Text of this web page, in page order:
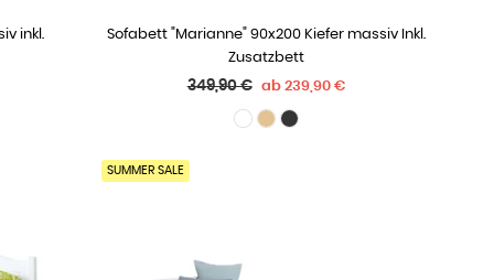
inkl.
WÄHLE OPTIONEN
Sofabett "Marianne" 90x200 Kiefer massiv Inkl.
Zusatzbett
Normaler
349,90 € ab 239,90 €
SUMMER SALE